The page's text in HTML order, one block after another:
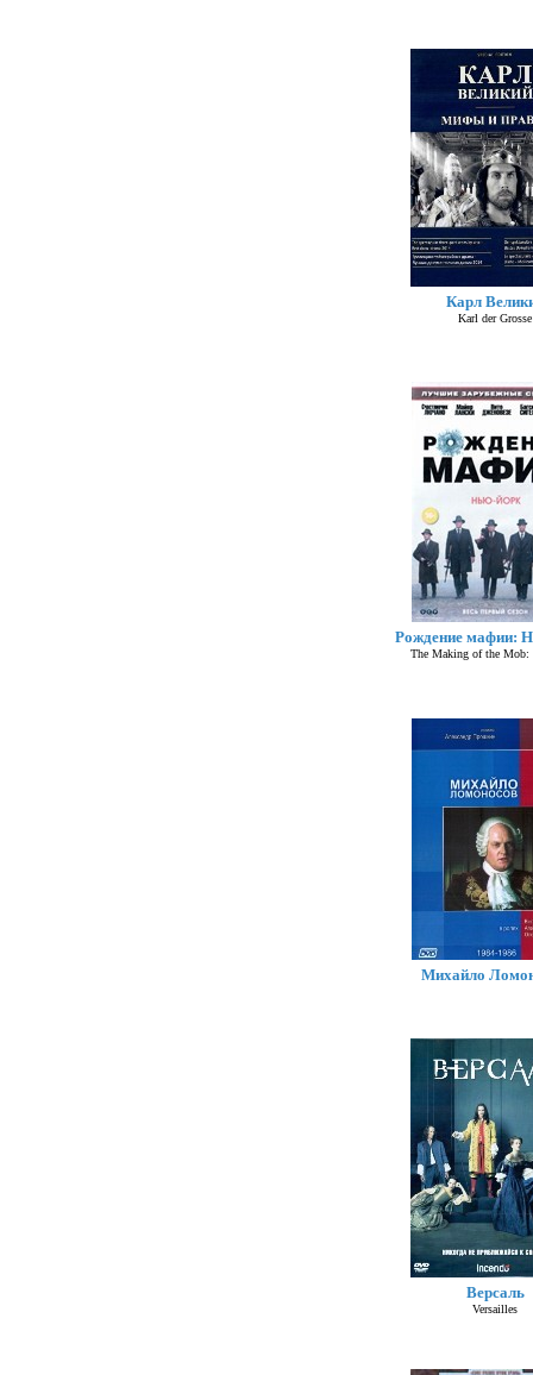
Карл
Karl der Grosse
Рождение мафии:
The Making of the Mob:
Михайло
Версаль
Versailles